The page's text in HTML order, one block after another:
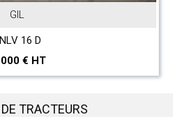
DEERE
Hillmaster
€ HT
TRACTEURS